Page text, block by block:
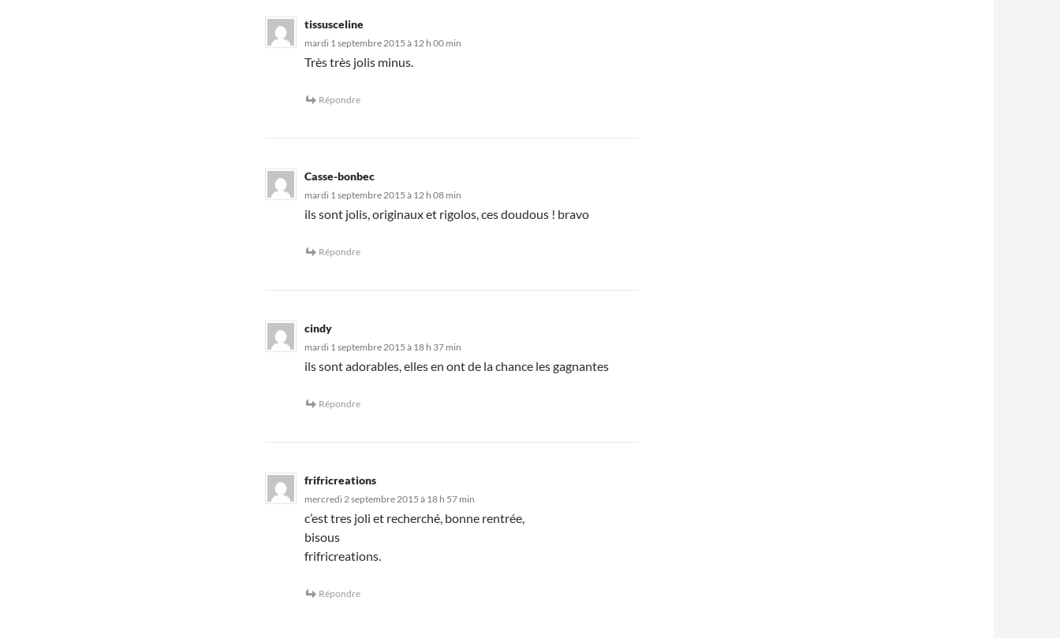
tissusceline
mardi 1 septembre 2015 à 12 h 00 min
Très très jolis minus.
Répondre
Casse-bonbec
mardi 1 septembre 2015 à 12 h 08 min
ils sont jolis, originaux et rigolos, ces doudous ! bravo
Répondre
cindy
mardi 1 septembre 2015 à 18 h 37 min
ils sont adorables, elles en ont de la chance les gagnantes
Répondre
frifricreations
mercredi 2 septembre 2015 à 18 h 57 min
c’est tres joli et recherché, bonne rentrée,
bisous
frifricreations.
Répondre